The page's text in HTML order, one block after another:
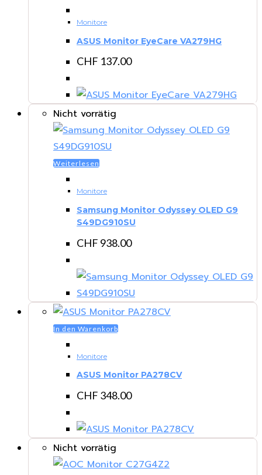
Monitore
ASUS Monitor EyeCare VA279HG
CHF 137.00
Nicht vorrätig
Weiterlesen
Monitore
Samsung Monitor Odyssey OLED G9
S49DG910SU
CHF 938.00
In den Warenkorb
Monitore
ASUS Monitor PA278CV
CHF 348.00
Nicht vorrätig